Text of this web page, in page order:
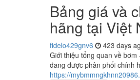
Bảng giá và
hãng tại Việt
fidelo429gnv6 423 days
Giới thiệu tổng quan về
đang được phân phối chính
https://